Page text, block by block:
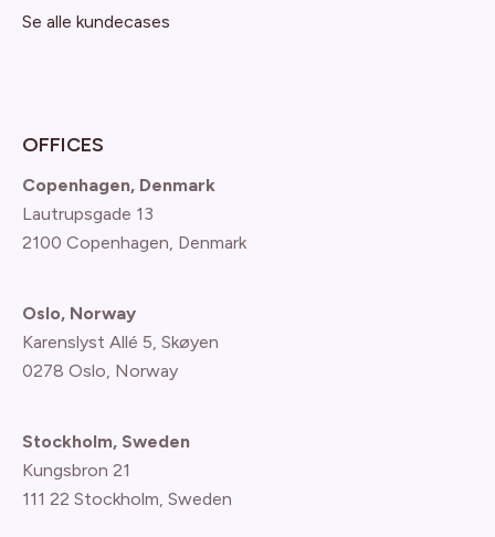
Se alle kundecases
OFFICES
Copenhagen, Denmark
Lautrupsgade 13
2100 Copenhagen, Denmark
Oslo, Norway
Karenslyst Allé 5, Skøyen
0278 Oslo, Norway
Stockholm, Sweden
Kungsbron 21
111 22 Stockholm, Sweden